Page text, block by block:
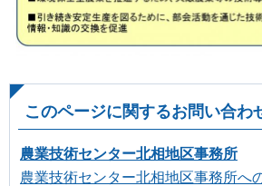
このページに関するお問い合わ
農業技術センター北相地区事務所
農業技術センター北相地区事務所へ